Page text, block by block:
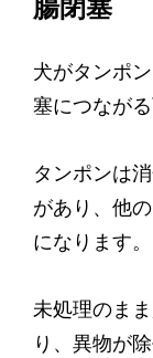
犬がタンポ
塞につなが
タンポンは
があり、他
になります。
未処理のま
り、異物が